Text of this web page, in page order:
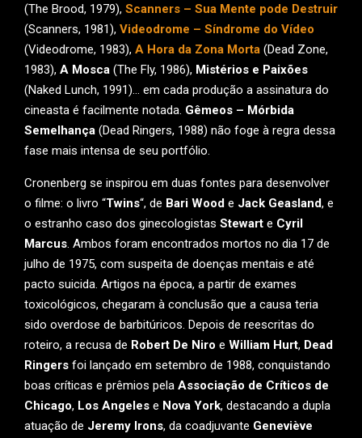
(The Brood, 1979), Scanners – Sua Mente pode Destruir
(Scanners, 1981), Videodrome – Síndrome do Vídeo
(Videodrome, 1983), A Hora da Zona Morta (Dead Zone,
1983), A Mosca (The Fly, 1986), Mistérios e Paixões
(Naked Lunch, 1991)… em cada produção a assinatura do
cineasta é facilmente notada. Gêmeos – Mórbida
Semelhança (Dead Ringers, 1988) não foge à regra dessa
fase mais intensa de seu portfólio.
Cronenberg se inspirou em duas fontes para desenvolver
o filme: o livro “Twins“, de Bari Wood e Jack Geasland, e
o estranho caso dos ginecologistas Stewart e Cyril
Marcus. Ambos foram encontrados mortos no dia 17 de
julho de 1975, com suspeita de doenças mentais e até
pacto suicida. Artigos na época, a partir de exames
toxicológicos, chegaram à conclusão que a causa teria
sido overdose de barbitúricos. Depois de reescritas do
roteiro, a recusa de Robert De Niro e William Hurt, Dead
Ringers foi lançado em setembro de 1988, conquistando
boas críticas e prêmios pela Associação de Críticos de
Chicago, Los Angeles e Nova York, destacando a dupla
atuação de Jeremy Irons, da coadjuvante Geneviève